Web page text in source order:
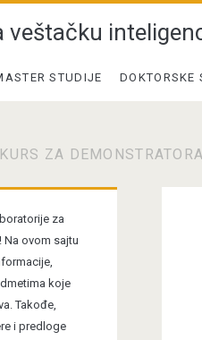
veštačku
STUDIJE DOKTORSKE
ZA
za
Na ovom sajtu
koje
Takođe,
i predloge